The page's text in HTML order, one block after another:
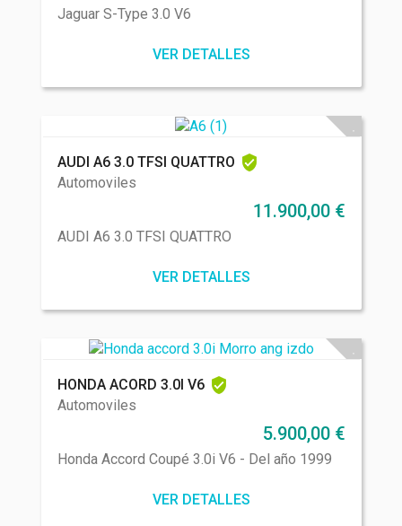
Jaguar S-Type 3.0 V6
VER DETALLES
AUDI A6 3.0 TFSI QUATTRO
Automoviles
11.900,00 €
AUDI A6 3.0 TFSI QUATTRO
VER DETALLES
HONDA ACORD 3.0I V6
Automoviles
5.900,00 €
Honda Accord Coupé 3.0i V6 - Del año 1999
VER DETALLES